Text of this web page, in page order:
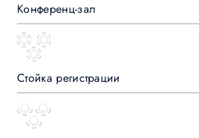
Конференц-зал
Стойка регистрации